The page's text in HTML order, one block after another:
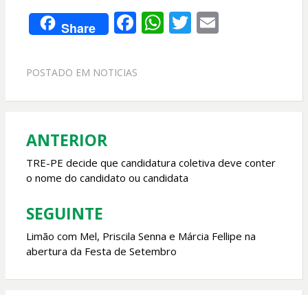
Share F
e
o
k
W
A
p
T E
POSTADO EM NOTICIAS
Navegação
de
Post
ANTERIOR
TRE-PE decide que candidatura coletiva deve conter
o nome do candidato ou candidata
SEGUINTE
Limão com Mel, Priscila Senna e Márcia Fellipe na
abertura da Festa de Setembro